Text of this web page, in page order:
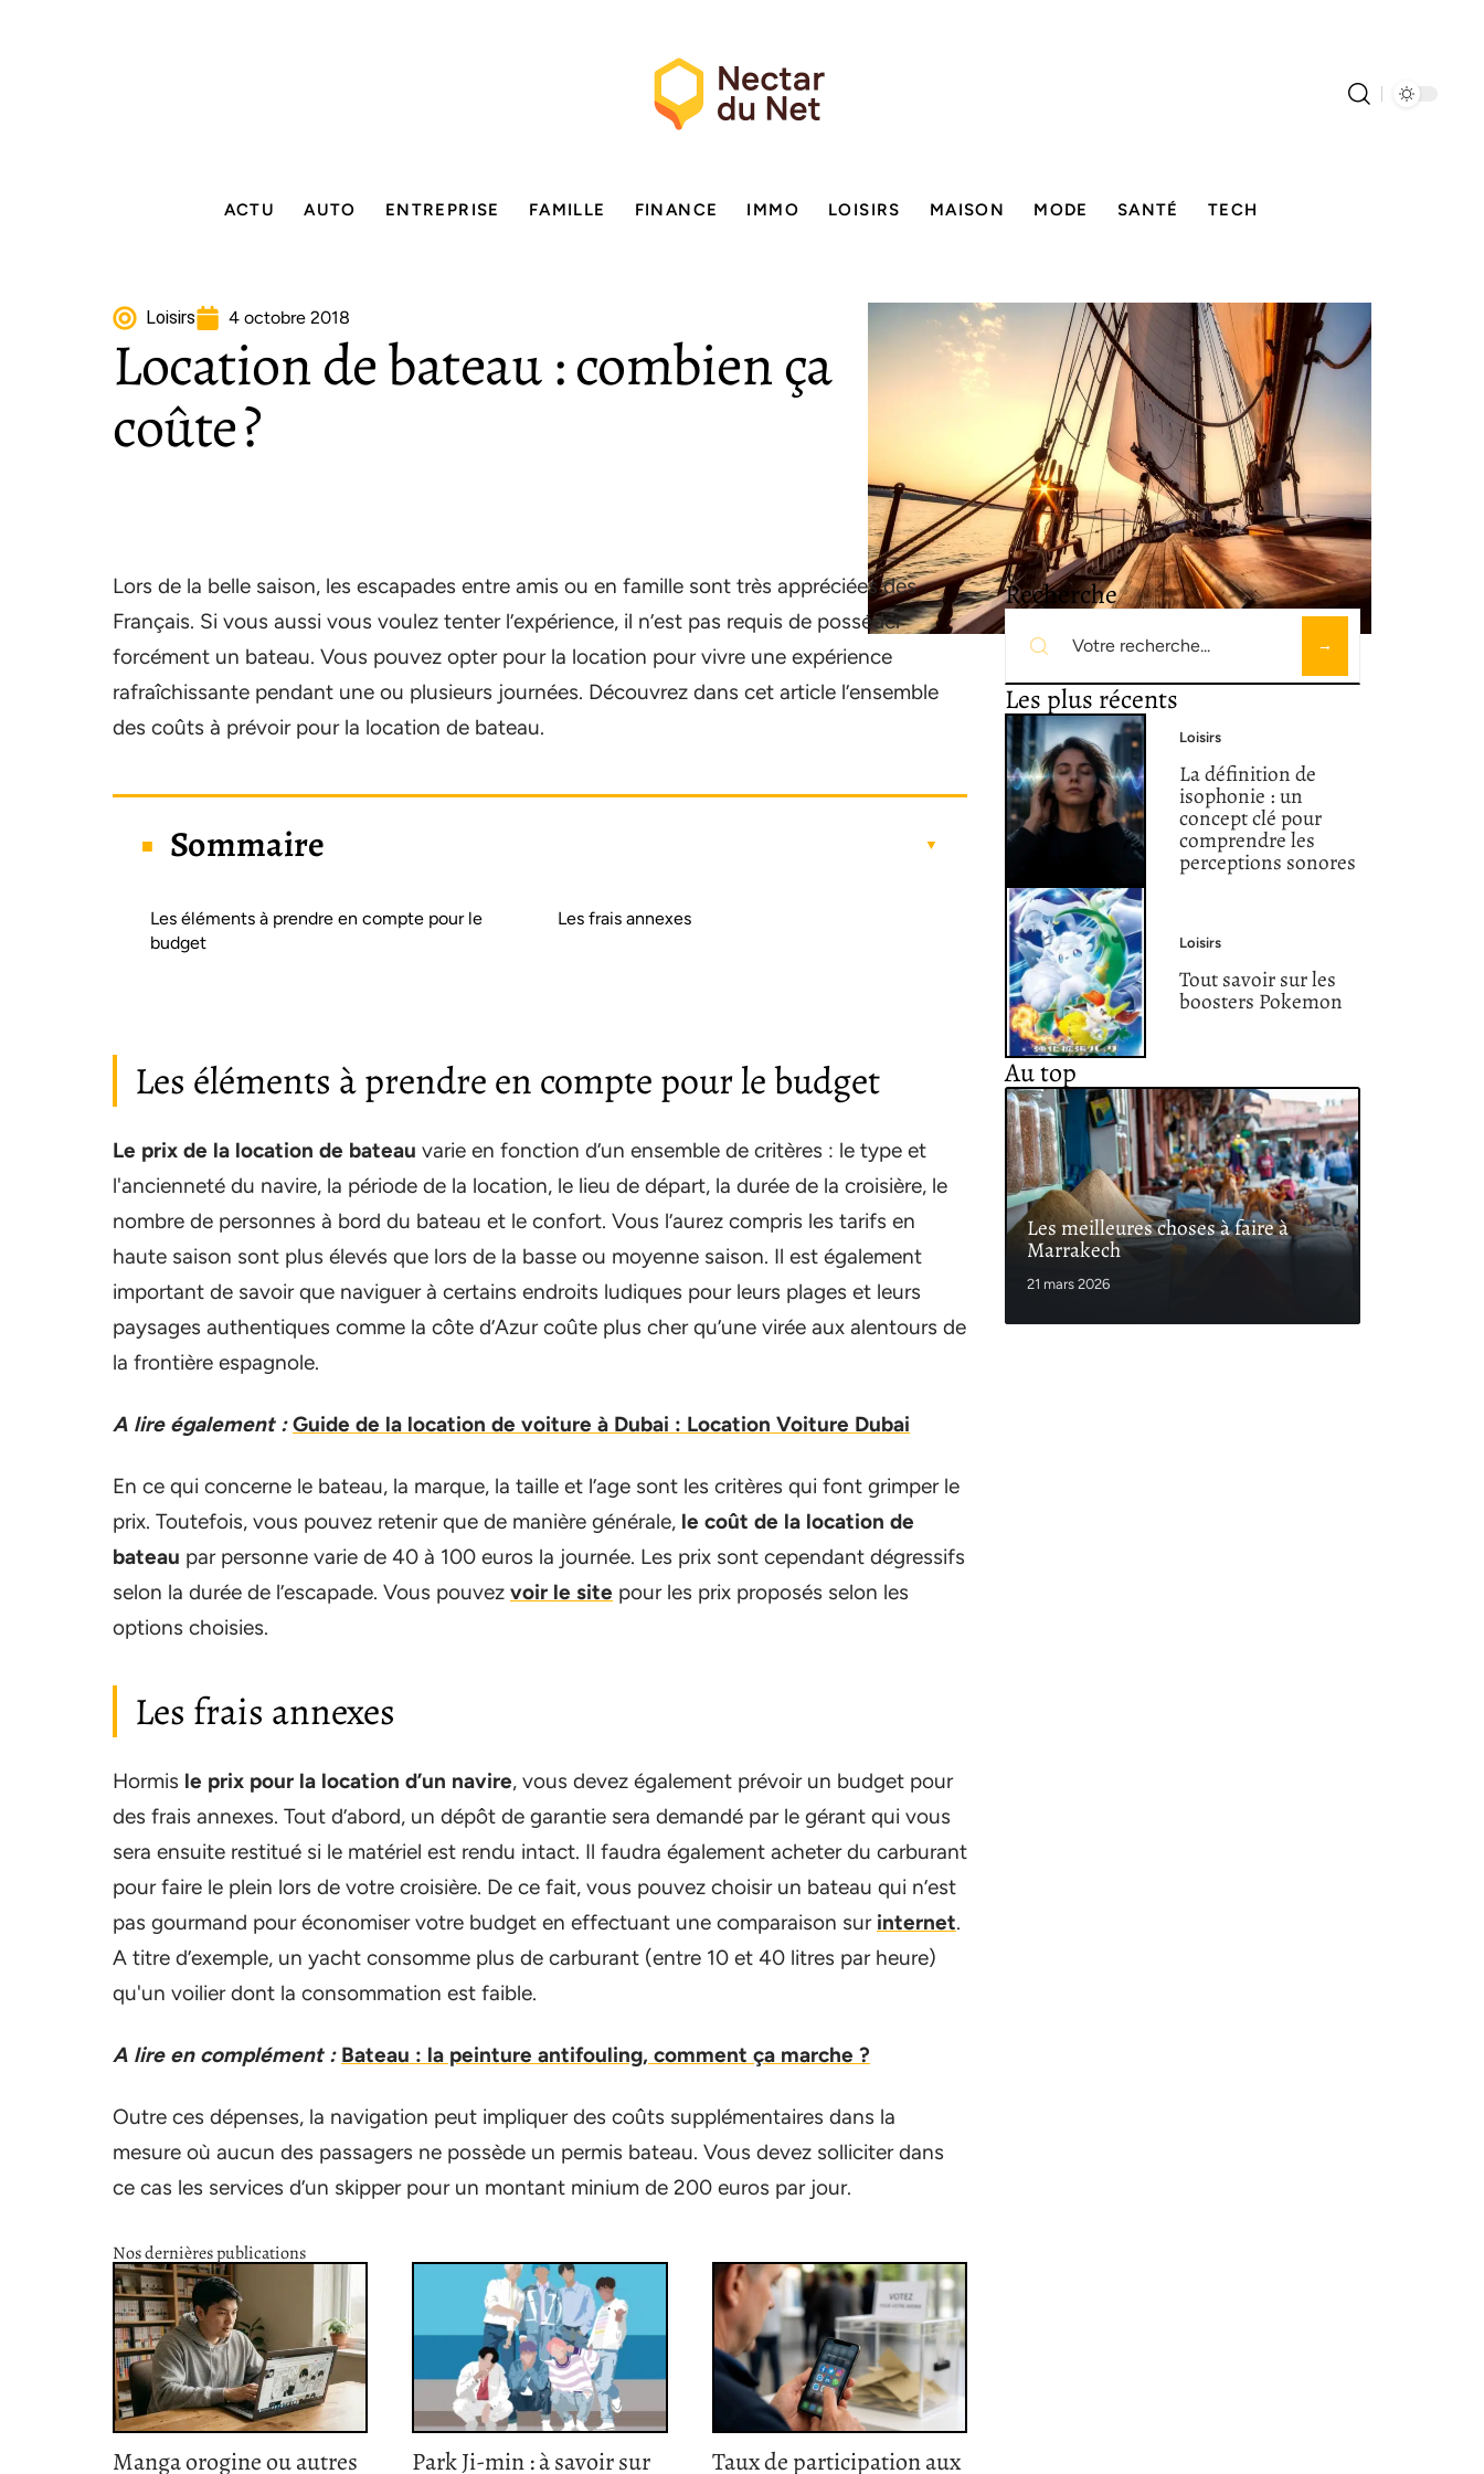
ACTU AUTO ENTREPRISE FAMILLE FINANCE IMMO LOISIRS MAISON MODE SANTÉ TECH
Loisirs 4 octobre 2018
Location de bateau : combien ça
coûte ?
Lors de la belle saison, les escapades entre amis ou en famille sont très appréciées des
Français. Si vous aussi vous voulez tenter l’expérience, il n’est pas requis de posséder
forcément un bateau. Vous pouvez opter pour la location pour vivre une expérience
rafraîchissante pendant une ou plusieurs journées. Découvrez dans cet article l’ensemble
des coûts à prévoir pour la location de bateau.
Sommaire
Les éléments à prendre en compte pour le
budget
Les frais annexes
Les éléments à prendre en compte pour le budget
Le prix de la location de bateau varie en fonction d’un ensemble de critères : le type et
l'ancienneté du navire, la période de la location, le lieu de départ, la durée de la croisière, le
nombre de personnes à bord du bateau et le confort. Vous l’aurez compris les tarifs en
haute saison sont plus élevés que lors de la basse ou moyenne saison. Il est également
important de savoir que naviguer à certains endroits ludiques pour leurs plages et leurs
paysages authentiques comme la côte d’Azur coûte plus cher qu’une virée aux alentours de
la frontière espagnole.
A lire également : Guide de la location de voiture à Dubai : Location Voiture Dubai
En ce qui concerne le bateau, la marque, la taille et l’age sont les critères qui font grimper le
prix. Toutefois, vous pouvez retenir que de manière générale, le coût de la location de
bateau par personne varie de 40 à 100 euros la journée. Les prix sont cependant dégressifs
selon la durée de l’escapade. Vous pouvez voir le site pour les prix proposés selon les
options choisies.
Les frais annexes
Hormis le prix pour la location d’un navire, vous devez également prévoir un budget pour
des frais annexes. Tout d’abord, un dépôt de garantie sera demandé par le gérant qui vous
sera ensuite restitué si le matériel est rendu intact. Il faudra également acheter du carburant
pour faire le plein lors de votre croisière. De ce fait, vous pouvez choisir un bateau qui n’est
pas gourmand pour économiser votre budget en effectuant une comparaison sur internet.
A titre d’exemple, un yacht consomme plus de carburant (entre 10 et 40 litres par heure)
qu'un voilier dont la consommation est faible.
A lire en complément : Bateau : la peinture antifouling, comment ça marche ?
Outre ces dépenses, la navigation peut impliquer des coûts supplémentaires dans la
mesure où aucun des passagers ne possède un permis bateau. Vous devez solliciter dans
ce cas les services d’un skipper pour un montant minium de 200 euros par jour.
Nos dernières publications
Manga orogine ou autres Park Ji-min : à savoir sur Taux de participation aux
Recherche
Les plus récents
Loisirs
La définition de
isophonie : un
concept clé pour
comprendre les
perceptions sonores
Loisirs
Tout savoir sur les
boosters Pokemon
Au top
Les meilleures choses à faire à
Marrakech
21 mars 2026